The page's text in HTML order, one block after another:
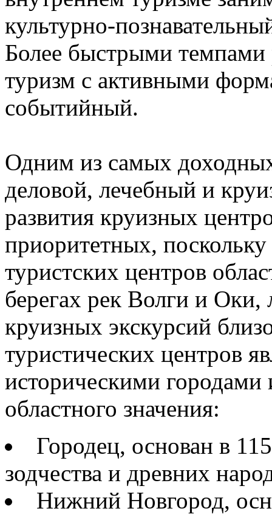
культурно-
Более быстрыми темпами
туризм с активными
событийный.
Одним из самых
деловой, лечебный и
развития круизных
приоритетных,
туристских центров
берегах рек Волги и Оки,
круизных экскурсий
туристических центров
историческими городами
областного значения:
Городец, основан в
зодчества и древних
Нижний Новгород,